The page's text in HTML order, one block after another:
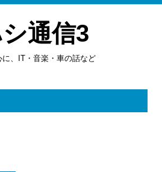
通信3
、IT・音楽・車の話など